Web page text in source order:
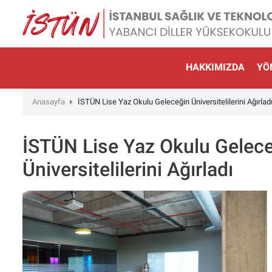
dikkat:
web
BiClick"
sistemi
sitesini
okuyucusu
kullanan
engelli
HAKKIMIZDA
Anasayfa İSTÜN Lise Yaz Okulu Geleceğin Üniversitelilerini Ağırladı
İSTÜN Lise Yaz Okulu
Üniversitelilerini Ağırladı